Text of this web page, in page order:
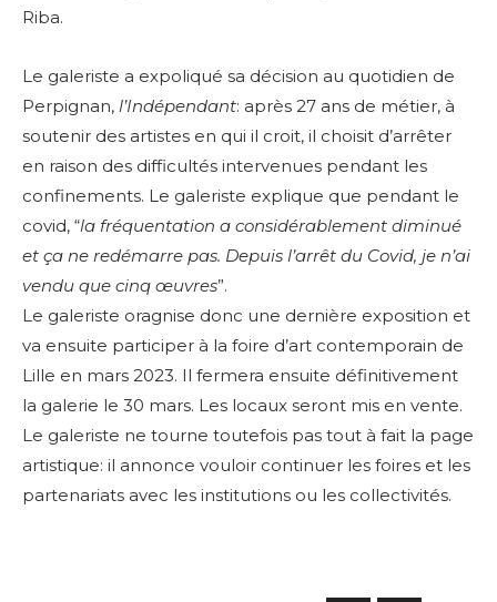
Riba.
Le galeriste a expoliqué sa décision au quotidien de
Perpignan, l’Indépendant: après 27 ans de métier, à
soutenir des artistes en qui il croit, il choisit d’arrêter
en raison des difficultés intervenues pendant les
confinements. Le galeriste explique que pendant le
covid, “la fréquentation a considérablement diminué
et ça ne redémarre pas. Depuis l’arrêt du Covid, je n’ai
vendu que cinq œuvres”.
Le galeriste oragnise donc une dernière exposition et
va ensuite participer à la foire d’art contemporain de
Lille en mars 2023. Il fermera ensuite définitivement
la galerie le 30 mars. Les locaux seront mis en vente.
Le galeriste ne tourne toutefois pas tout à fait la page
artistique: il annonce vouloir continuer les foires et les
partenariats avec les institutions ou les collectivités.